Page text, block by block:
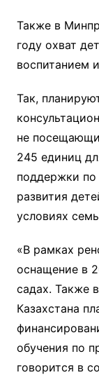
Также в
году охват
воспитанием
Так,
не
245 единиц
поддержки по
развития
условиях
«В рамках
оснащение в
садах. Также
Казахстана
обучения по
говорится в